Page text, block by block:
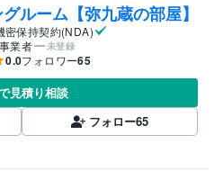
ルーム【弥九蔵の部屋】
密保持契約(NDA)
業者
未登録
0.0フォロワー65
見積り相談
フォロー65